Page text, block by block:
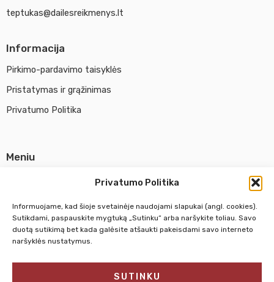
Privatumo Politika
Informuojame, kad šioje svetainėje naudojami slapukai (angl. cookies).
Sutikdami, paspauskite mygtuką „Sutinku“ arba naršykite toliau. Savo
duotą sutikimą bet kada galėsite atšaukti pakeisdami savo interneto
naršyklės nustatymus.
SUTINKU
teptukas@dailesreikmenys.lt
Informacija
Pirkimo-pardavimo taisyklės
Pristatymas ir grąžinimas
Privatumo Politika
Meniu
Susisiekti su mumis